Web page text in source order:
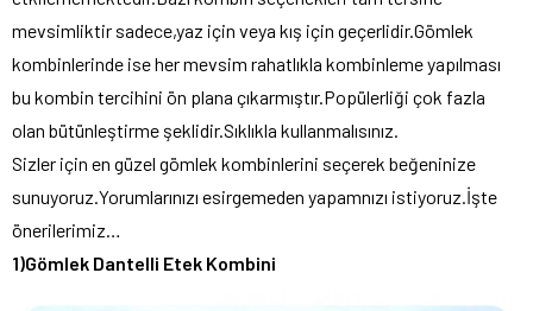
mevsimliktir sadece,yaz için veya kış için geçerlidir.Gömlek
kombinlerinde ise her mevsim rahatlıkla kombinleme yapılması
bu kombin tercihini ön plana çıkarmıştır.Popülerliği çok fazla
olan bütünleştirme şeklidir.Sıklıkla kullanmalısınız.
Sizler için en güzel gömlek kombinlerini seçerek beğeninize
sunuyoruz.Yorumlarınızı esirgemeden yapamnızı istiyoruz.İşte
önerilerimiz…
1)Gömlek Dantelli Etek Kombini